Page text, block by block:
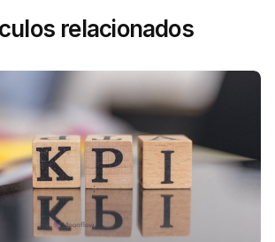
relacionados